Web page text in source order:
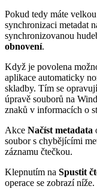
Pokud tedy máte
synchronizaci metadat
synchronizovanou
obnovení.
Když je povolena
aplikace automaticky
skladby. Tím se
úpravě souborů na
znaků v informacích o
Akce Načíst metadata
soubor s chybějícími
záznamu čtečkou.
Klepnutím na Spustit
operace se zobrazí níže.